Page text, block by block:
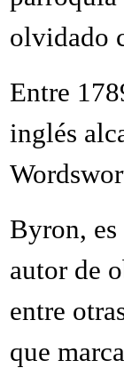
olvidado
Entre
inglés
Byron,
autor de
entre
que